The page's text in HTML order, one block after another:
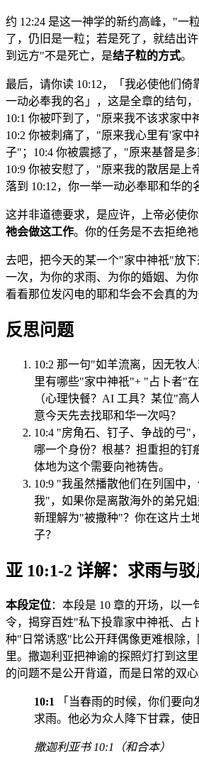
约 12:24 是这一神学的新约高峰，"一
了，仍旧是一粒；若是死了，就结出
到远方"不是死亡，是结子粒的方式。
最后，请你读 10:12，「我必使他们倚
一动必奉我的名」，这是全章的结句，
10:1 你被吓到了，"原来我不该求家中
10:2 你被刺痛了，"原来我心里有'家中
子"；10:4 你被震撼了，"原来基督是多
10:9 你被安慰了，"原来我的散居是上
落到 10:12，你一举一动必奉耶和华的
这并非道德要求，是应许，上帝必使
祂会做这工作。你的任务是不去拒绝祂
去吧，把今天的某一个"家中神祇"放下
一次，为你的求雨、为你的婚姻、为你
看看那位发闪电的耶和华会不会真的为
反思问题
10:2 那一句"如羊流离，因无牧
里有哪些"家中神祇"+ "占卜者"
（心理快餐？AI 工具？某位"高
意今天先去找耶和华一次吗？
10:4 "房角石、钉子、争战的弓"
哪一个身份？根基？担重担的钉
体地为这个需要向祂祷告。
10:9 "我虽然播散他们在列国中
我"，如果你是离散海外的弟兄
新理解为"被撒种"？你在这片土
子？
亚 10:1-2 详解：求雨与
本段定位：本段是 10 章的开场，以
令，揭穿百姓"私下投靠家中神祇、占
种"日常诱惑"比公开拜偶像更难根除
里。撒迦利亚把神谕的探照灯打到这
的问题不是公开背道，而是日常的双心
10:1
「当春雨的时候，你们要向
求雨。他必为众人降下甘霖，使
撒迦利亚书 10:1（和合本）